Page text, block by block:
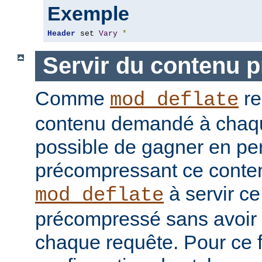
Exemple
Header set Vary *
Servir du contenu
Comme mod_deflate
contenu demandé à
possible de gagner en
précompressant ce
mod_deflate à servir
précompressé sans
chaque requête. Pour ce